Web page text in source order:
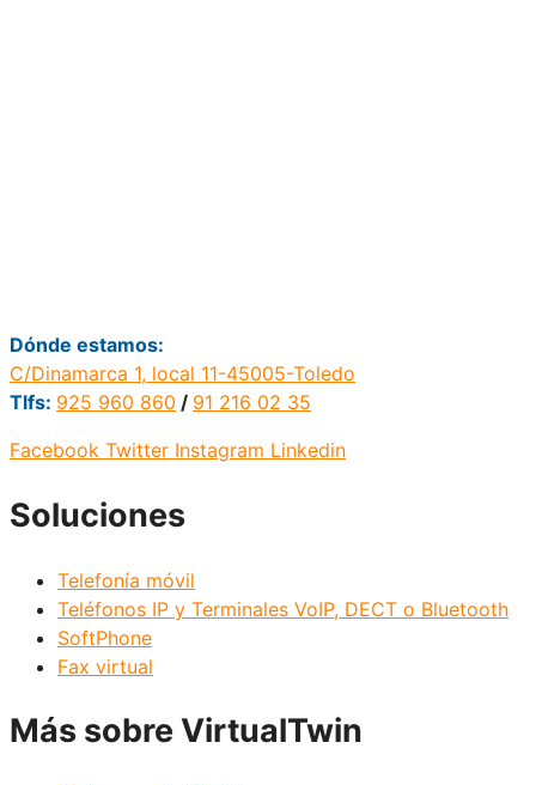
Dónde estamos:
C/Dinamarca 1, local 11-45005-Toledo
Tlfs: 925 960 860 / 91 216 02 35
Facebook Twitter Instagram Linkedin
Soluciones
Telefonía móvil
Teléfonos IP y Terminales VoIP, DECT o Bluetooth
SoftPhone
Fax virtual
Más sobre VirtualTwin